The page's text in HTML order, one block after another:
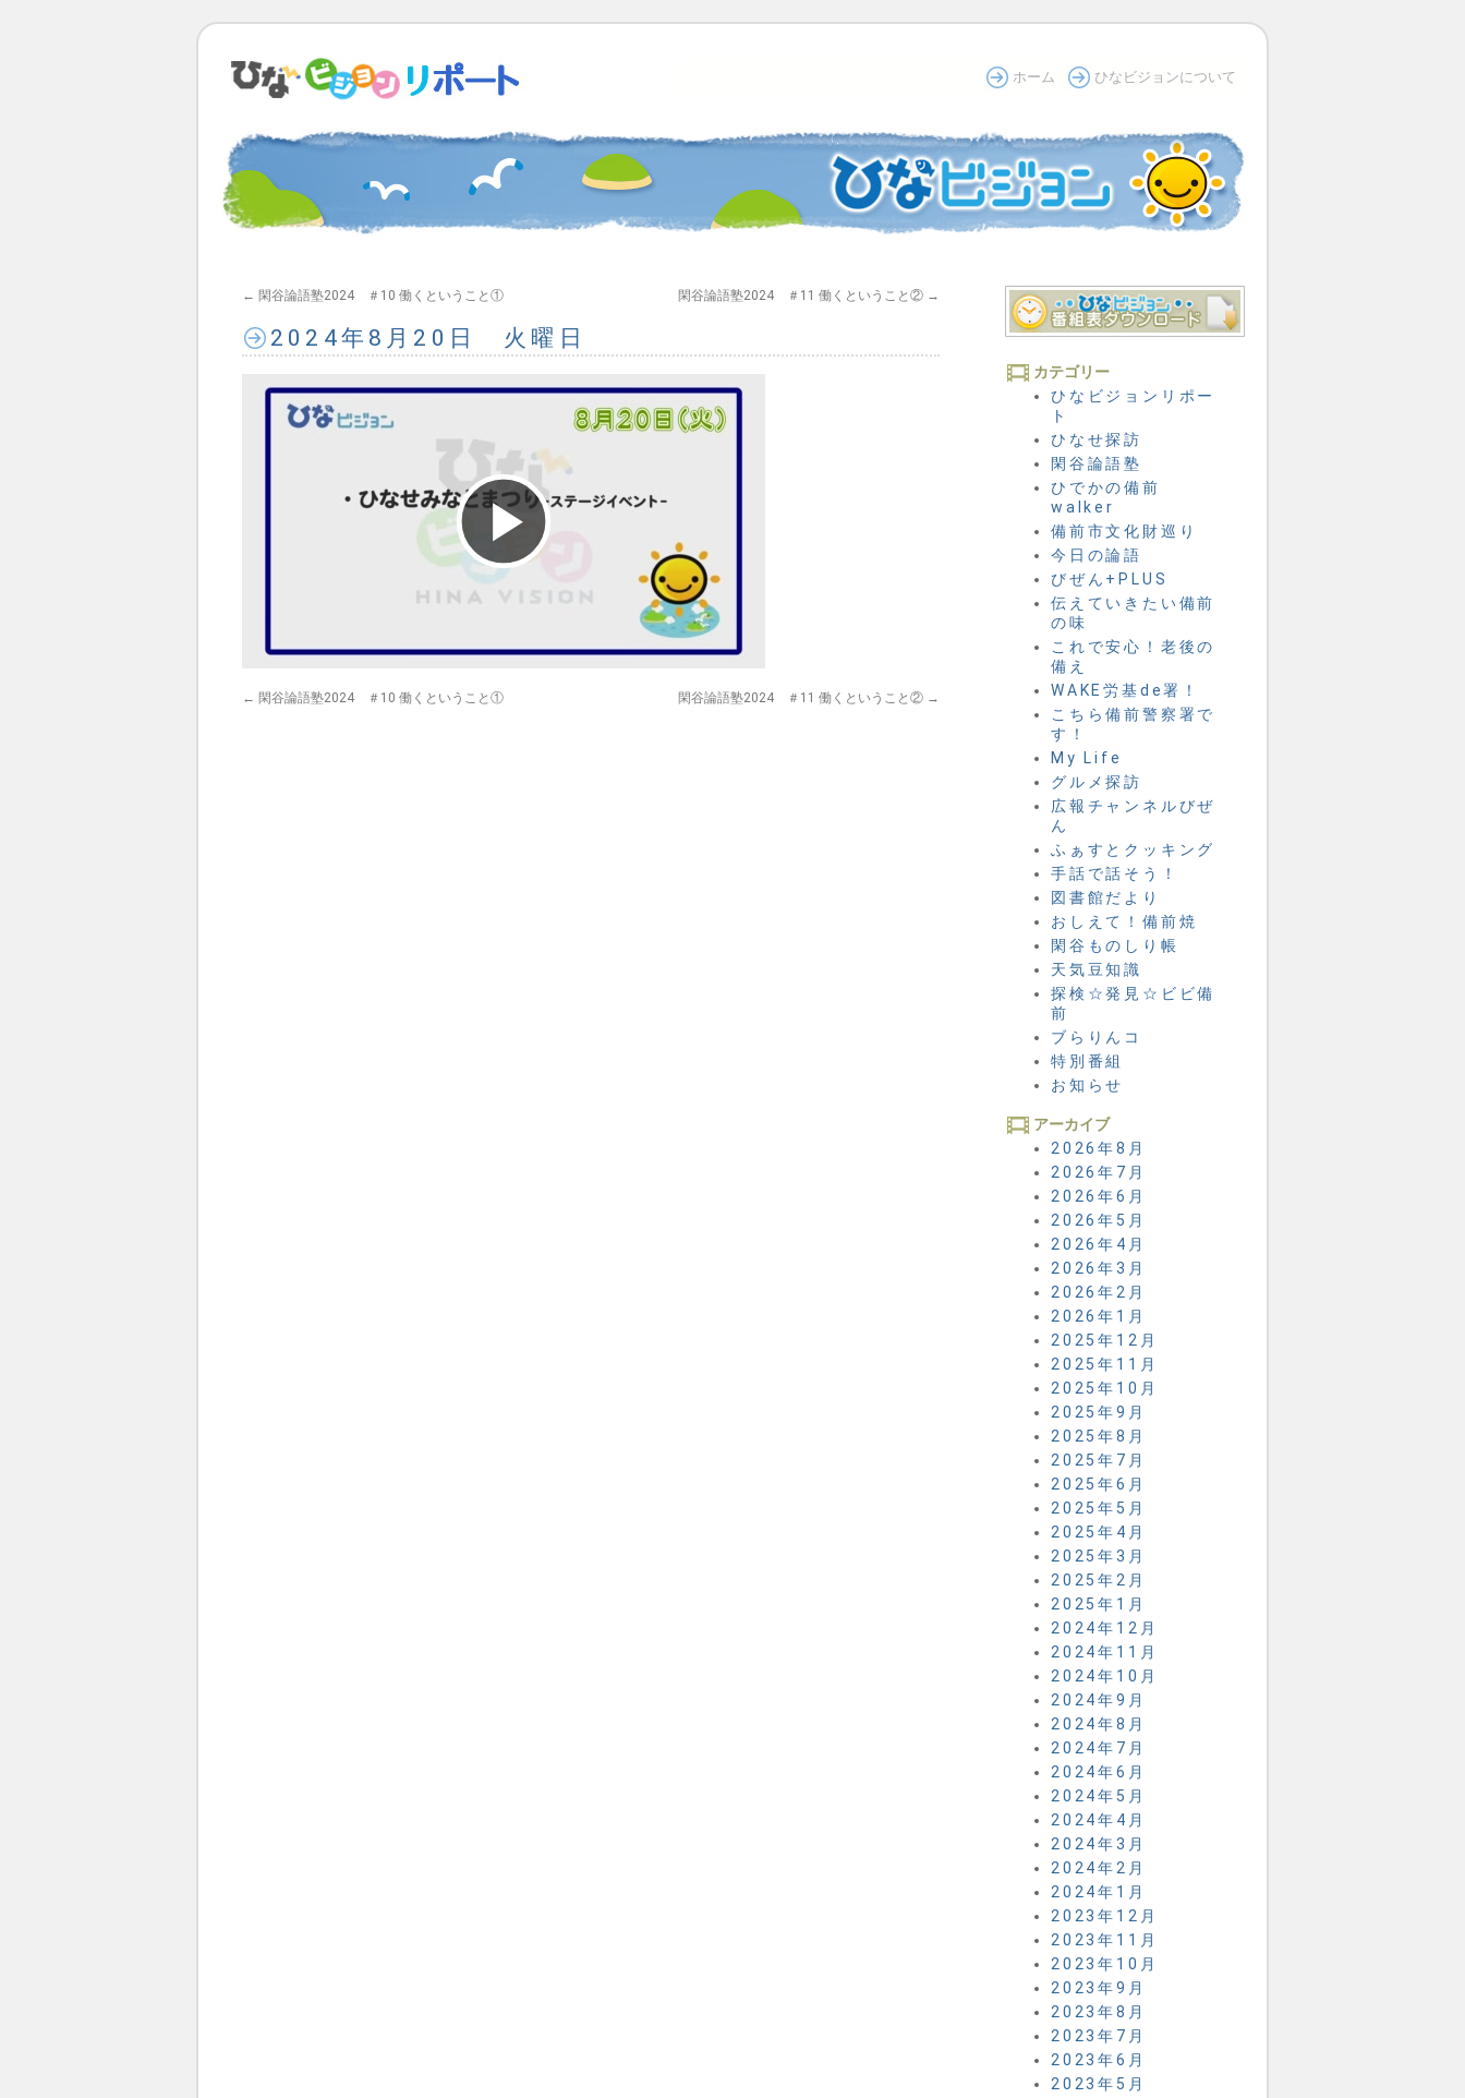
ホーム ひなビジョンについて
← 閑谷論語塾2024 ＃10 働くということ① 閑谷論語塾2024 ＃11 働くということ② →
2024年8月20日 火曜日
Play
Video
← 閑谷論語塾2024 ＃10 働くということ① 閑谷論語塾2024 ＃11 働くということ② →
カテゴリー
ひなビジョンリポー
ト
ひなせ探訪
閑谷論語塾
ひでかの備前
walker
備前市文化財巡り
今日の論語
びぜん+PLUS
伝えていきたい備前
の味
これで安心！老後の
備え
WAKE労基de署！
こちら備前警察署で
す！
My Life
グルメ探訪
広報チャンネルびぜ
ん
ふぁすとクッキング
手話で話そう！
図書館だより
おしえて！備前焼
閑谷ものしり帳
天気豆知識
探検☆発見☆ビビ備
前
ブらりんコ
特別番組
お知らせ
アーカイブ
2026年8月
2026年7月
2026年6月
2026年5月
2026年4月
2026年3月
2026年2月
2026年1月
2025年12月
2025年11月
2025年10月
2025年9月
2025年8月
2025年7月
2025年6月
2025年5月
2025年4月
2025年3月
2025年2月
2025年1月
2024年12月
2024年11月
2024年10月
2024年9月
2024年8月
2024年7月
2024年6月
2024年5月
2024年4月
2024年3月
2024年2月
2024年1月
2023年12月
2023年11月
2023年10月
2023年9月
2023年8月
2023年7月
2023年6月
2023年5月